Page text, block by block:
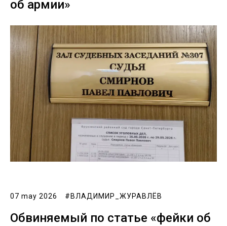
об армии»
07 may 2026 #ВЛАДИМИР_ЖУРАВЛЁВ
Обвиняемый по статье «фейки об